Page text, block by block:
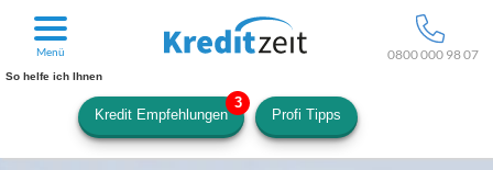
Menü 0800 000 98 07
So helfe ich Ihnen
Kredit Empfehlungen Profi Tipps